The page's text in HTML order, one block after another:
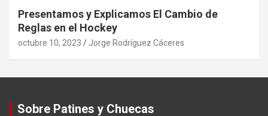
Presentamos y Explicamos El Cambio de
Reglas en el Hockey
octubre 10, 2023 Jorge Rodríguez Cáceres
Sobre Patines y Chuecas